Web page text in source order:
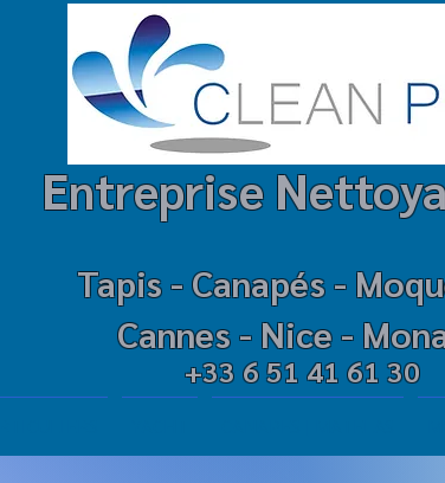
Entreprise Nett
Tapis -Canapés - M
Cannes - Nice - Mo
+33 6 51 41 61 30